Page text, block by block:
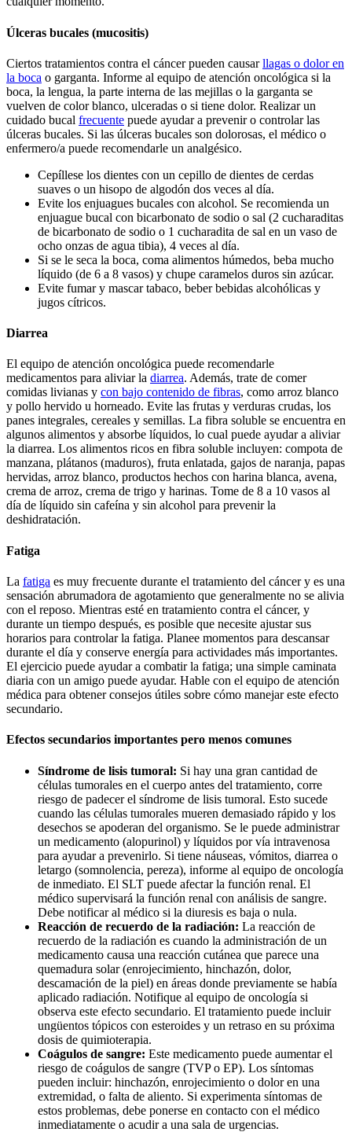
Úlceras bucales (mucositis)
Ciertos tratamientos contra el cáncer pueden causarllagas o dolor en
la boca o garganta. Informe al equipo de atención oncológica si la
boca, la lengua, la parte interna de las mejillas o la garganta se
vuelven de color blanco, ulceradas o si tiene dolor. Realizar un
cuidado bucal frecuente puede ayudar a prevenir o controlar las
úlceras bucales. Si las úlceras bucales son dolorosas, el médico o
enfermero/a puede recomendarle un analgésico.
Cepíllese los dientes con un cepillo de dientes de cerdas
suaves o un hisopo de algodón dos veces al día.
Evite los enjuagues bucales con alcohol. Se recomienda un
enjuague bucal con bicarbonato de sodio o sal (2 cucharaditas
de bicarbonato de sodio o 1 cucharadita de sal en un vaso de
ocho onzas de agua tibia), 4 veces al día.
Si se le seca la boca, coma alimentos húmedos, beba mucho
líquido (de 6 a 8 vasos) y chupe caramelos duros sin azúcar.
Evite fumar y mascar tabaco, beber bebidas alcohólicas y
jugos cítricos.
Diarrea
El equipo de atención oncológica puede recomendarle
medicamentos para aliviar la diarrea. Además, trate de comer
comidas livianas y con bajo contenido de fibras, como arroz blanco
y pollo hervido u horneado. Evite las frutas y verduras crudas, los
panes integrales, cereales y semillas. La fibra soluble se encuentra en
algunos alimentos y absorbe líquidos, lo cual puede ayudar a aliviar
la diarrea. Los alimentos ricos en fibra soluble incluyen: compota de
manzana, plátanos (maduros), fruta enlatada, gajos de naranja, papas
hervidas, arroz blanco, productos hechos con harina blanca, avena,
crema de arroz, crema de trigo y harinas. Tome de 8 a 10 vasos al
día de líquido sin cafeína y sin alcohol para prevenir la
deshidratación.
Fatiga
La fatiga es muy frecuente durante el tratamiento del cáncer y es una
sensación abrumadora de agotamiento que generalmente no se alivia
con el reposo. Mientras esté en tratamiento contra el cáncer, y
durante un tiempo después, es posible que necesite ajustar sus
horarios para controlar la fatiga. Planee momentos para descansar
durante el día y conserve energía para actividades más importantes.
El ejercicio puede ayudar a combatir la fatiga; una simple caminata
diaria con un amigo puede ayudar. Hable con el equipo de atención
médica para obtener consejos útiles sobre cómo manejar este efecto
secundario.
Efectos secundarios importantes pero menos comunes
Síndrome de lisis tumoral: Si hay una gran cantidad de
células tumorales en el cuerpo antes del tratamiento, corre
riesgo de padecer el síndrome de lisis tumoral. Esto sucede
cuando las células tumorales mueren demasiado rápido y los
desechos se apoderan del organismo. Se le puede administrar
un medicamento (alopurinol) y líquidos por vía intravenosa
para ayudar a prevenirlo. Si tiene náuseas, vómitos, diarrea o
letargo (somnolencia, pereza), informe al equipo de oncología
de inmediato. El SLT puede afectar la función renal. El
médico supervisará la función renal con análisis de sangre.
Debe notificar al médico si la diuresis es baja o nula.
Reacción de recuerdo de la radiación: La reacción de
recuerdo de la radiación es cuando la administración de un
medicamento causa una reacción cutánea que parece una
quemadura solar (enrojecimiento, hinchazón, dolor,
descamación de la piel) en áreas donde previamente se había
aplicado radiación. Notifique al equipo de oncología si
observa este efecto secundario. El tratamiento puede incluir
ungüentos tópicos con esteroides y un retraso en su próxima
dosis de quimioterapia.
Coágulos de sangre: Este medicamento puede aumentar el
riesgo de coágulos de sangre (TVP o EP). Los síntomas
pueden incluir: hinchazón, enrojecimiento o dolor en una
extremidad, o falta de aliento. Si experimenta síntomas de
estos problemas, debe ponerse en contacto con el médico
inmediatamente o acudir a una sala de urgencias.